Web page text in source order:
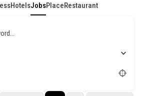
HotelsJobsPlaceRestaurant